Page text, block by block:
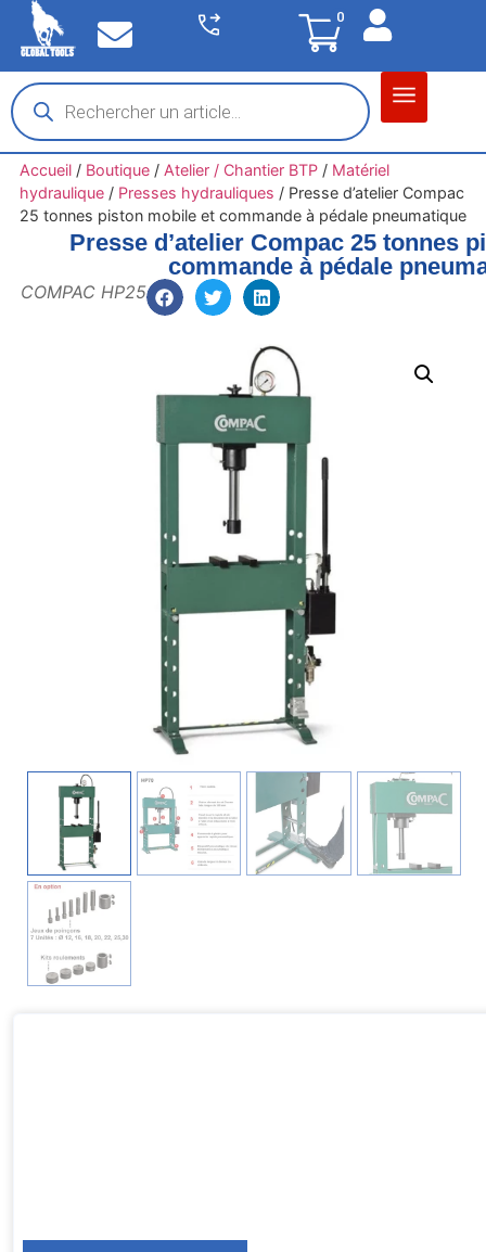
0
Accueil/ Boutique/ Atelier / Chantier BTP/ Matériel
hydraulique/ Presses hydrauliques / Presse d’atelier Compac
25 tonnes piston mobile et commande à pédale pneumatique
Presse d’atelier Compac 25 tonnes
commande à pédale
COMPAC HP25